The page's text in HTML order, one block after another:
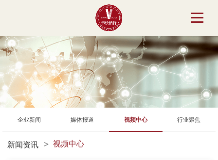
企业新闻 媒体报道 视频中心 行业聚焦
新闻资讯 视频中心